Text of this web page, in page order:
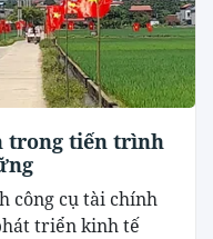
trong tiến trình
công cụ tài chính
triển kinh tế